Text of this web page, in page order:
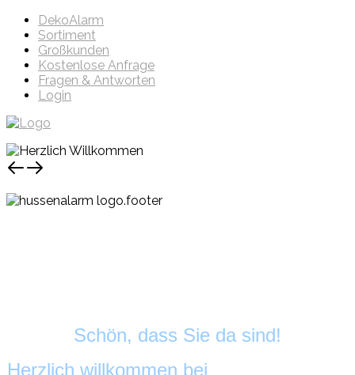
DekoAlarm
Sortiment
Großkunden
Kostenlose Anfrage
Fragen & Antworten
Login
Schön, dass Sie da sind!
Herzlich willkommen bei